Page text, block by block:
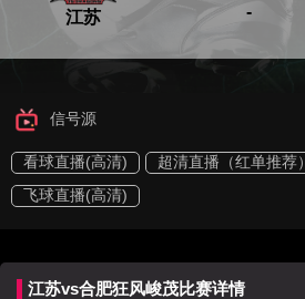
江苏 -
信号源
看球直播(高清) 超清直播（红单推荐）
飞球直播(高清)
江苏vs合肥狂风峻茂比赛详情